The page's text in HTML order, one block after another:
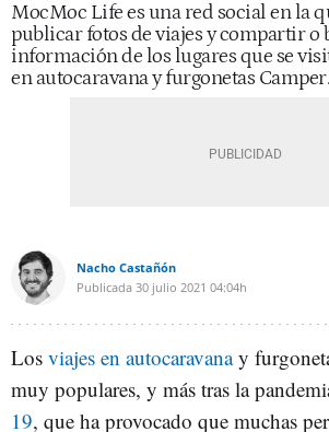
MocMoc Life es una red social en la
publicar fotos de viajes y compartir o
información de los lugares que se
en autocaravana y furgonetas Camper.
Nacho Castañón
Publicada 30 julio 2021 04:04h
Los viajes en autocaravanay
muy populares, y más tras la
19, que ha provocado que muchas